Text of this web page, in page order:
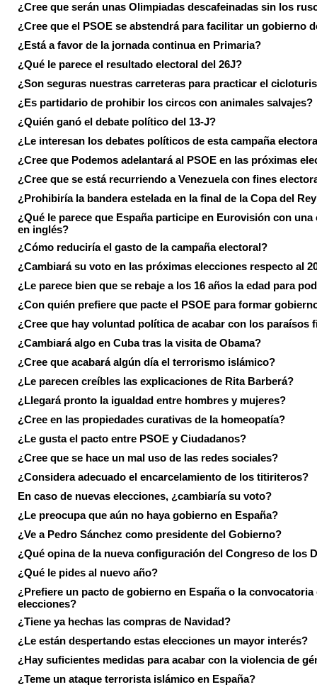
¿Cree que serán unas Olimpiadas descafeinadas sin los
¿Cree que el PSOE se abstendrá para facilitar un gobierno
¿Está a favor de la jornada continua en Primaria?
¿Qué le parece el resultado electoral del 26J?
¿Son seguras nuestras carreteras para practicar el
¿Es partidario de prohibir los circos con animales salvajes?
¿Quién ganó el debate político del 13-J?
¿Le interesan los debates políticos de esta campaña
¿Cree que Podemos adelantará al PSOE en las próximas
¿Cree que se está recurriendo a Venezuela con fines
¿Prohibiría la bandera estelada en la final de la Copa del
¿Qué le parece que España participe en Eurovisión con una
en inglés?
¿Cómo reduciría el gasto de la campaña electoral?
¿Cambiará su voto en las próximas elecciones respecto al
¿Le parece bien que se rebaje a los 16 años la edad para
¿Con quién prefiere que pacte el PSOE para formar
¿Cree que hay voluntad política de acabar con los paraísos
¿Cambiará algo en Cuba tras la visita de Obama?
¿Cree que acabará algún día el terrorismo islámico?
¿Le parecen creíbles las explicaciones de Rita Barberá?
¿Llegará pronto la igualdad entre hombres y mujeres?
¿Cree en las propiedades curativas de la homeopatía?
¿Le gusta el pacto entre PSOE y Ciudadanos?
¿Cree que se hace un mal uso de las redes sociales?
¿Considera adecuado el encarcelamiento de los titiriteros?
En caso de nuevas elecciones, ¿cambiaría su voto?
¿Le preocupa que aún no haya gobierno en España?
¿Ve a Pedro Sánchez como presidente del Gobierno?
¿Qué opina de la nueva configuración del Congreso de los
¿Qué le pides al nuevo año?
¿Prefiere un pacto de gobierno en España o la convocatoria
elecciones?
¿Tiene ya hechas las compras de Navidad?
¿Le están despertando estas elecciones un mayor interés?
¿Hay suficientes medidas para acabar con la violencia de
¿Teme un ataque terrorista islámico en España?